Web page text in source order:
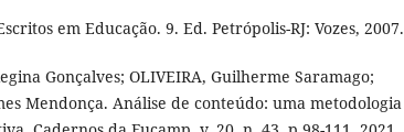
em Educação. 9. Ed. Petrópolis-RJ: Vozes, 2007.
Gonçalves; OLIVEIRA, Guilherme Saramago;
Mendonça. Análise de conteúdo: uma metodologia